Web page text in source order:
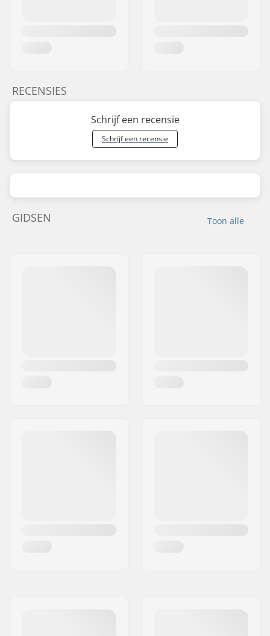
RECENSIES
Schrijf een recensie
Schrijf een recensie
Toon alle
GIDSEN